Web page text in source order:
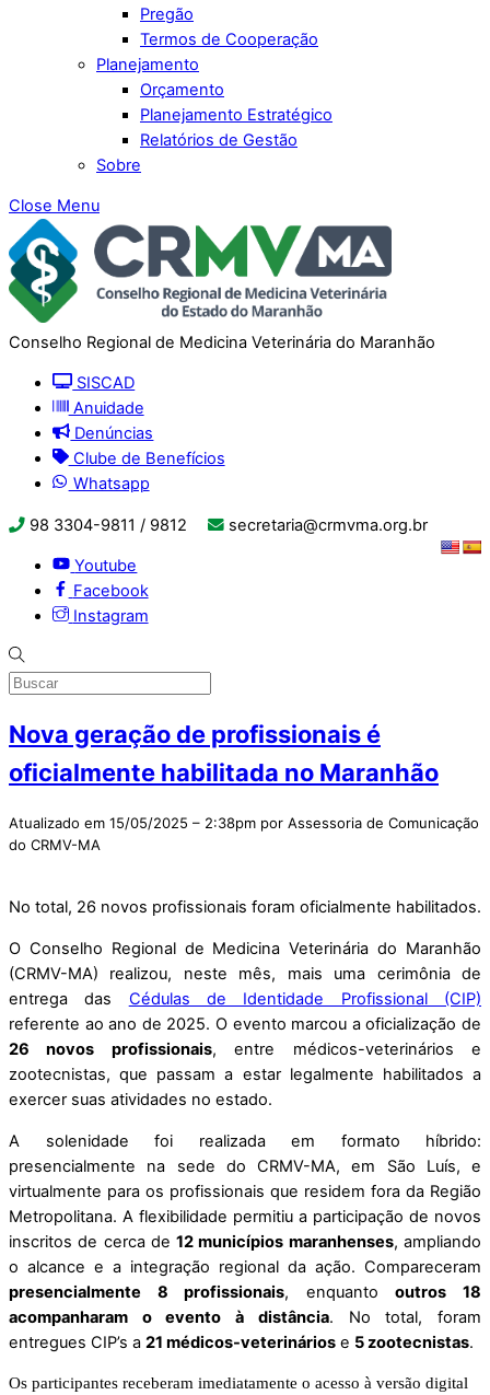
Pregão
Termos de Cooperação
Planejamento
Orçamento
Planejamento Estratégico
Relatórios de Gestão
Sobre
Close Menu
Conselho Regional de Medicina Veterinária do Maranhão
SISCAD
Anuidade
Denúncias
Clube de Benefícios
Whatsapp
98 3304-9811 / 9812 secretaria@crmvma.org.br
Youtube
Facebook
Instagram
Nova geração de profissionais é
oficialmente habilitada no Maranhão
Atualizado em 15/05/2025 – 2:38pm por Assessoria de Comunicação
do CRMV-MA
No total, 26 novos profissionais foram oficialmente habilitados.
O Conselho Regional de Medicina Veterinária do Maranhão
(CRMV-MA) realizou, neste mês, mais uma cerimônia de
entrega das Cédulas de Identidade Profissional (CIP)
referente ao ano de 2025. O evento marcou a oficialização de
26 novos profissionais, entre médicos-veterinários e
zootecnistas, que passam a estar legalmente habilitados a
exercer suas atividades no estado.
A solenidade foi realizada em formato híbrido:
presencialmente na sede do CRMV-MA, em São Luís, e
virtualmente para os profissionais que residem fora da Região
Metropolitana. A flexibilidade permitiu a participação de novos
inscritos de cerca de12 municípios maranhenses, ampliando
o alcance e a integração regional da ação. Compareceram
presencialmente 8 profissionais, enquantooutros 18
acompanharam o evento à distância. No total, foram
entregues CIP’s a 21 médicos-veterinários e 5 zootecnistas.
Os participantes receberam imediatamente o acesso à versão digital